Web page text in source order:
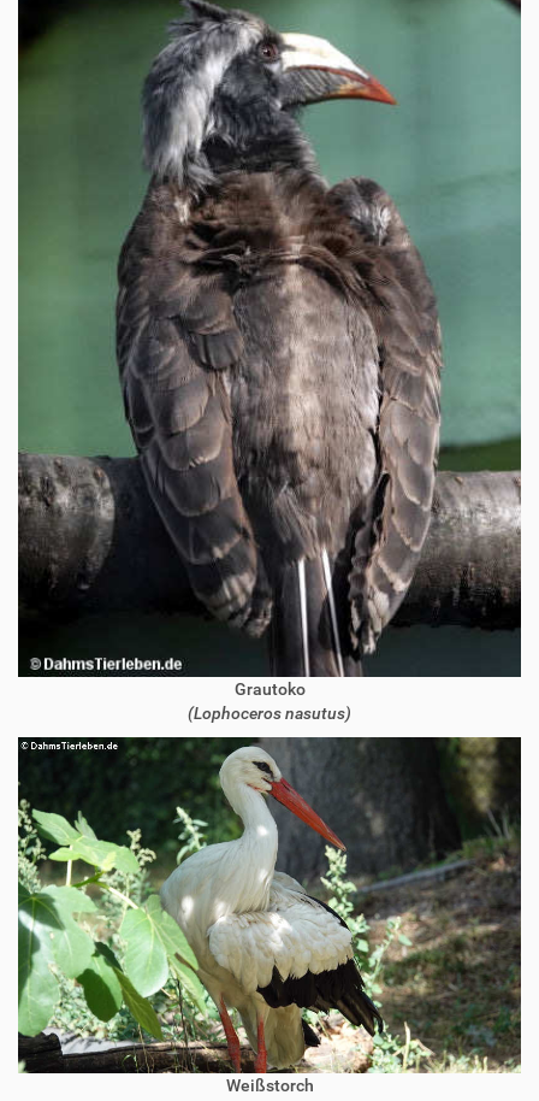
Grautoko
(Lophoceros nasutus)
Weißstorch